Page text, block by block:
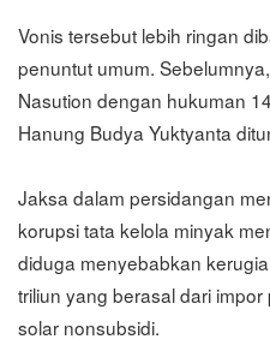
Vonis tersebut lebih ringan
penuntut umum.
Nasution dengan hukuman
Hanung Budya Yuktyanta
Jaksa dalam persidangan
korupsi tata kelola minyak
diduga menyebabkan
triliun yang berasal dari
solar nonsubsidi.